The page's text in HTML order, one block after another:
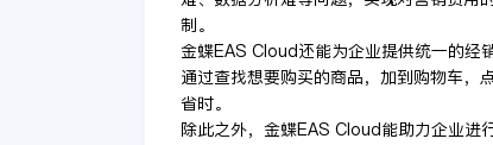
制。
金蝶EAS Cloud还能为企业提供统一的经
通过查找想要购买的商品，加到购物车，
省时。
除此之外，金蝶EAS Cloud能助力企业进